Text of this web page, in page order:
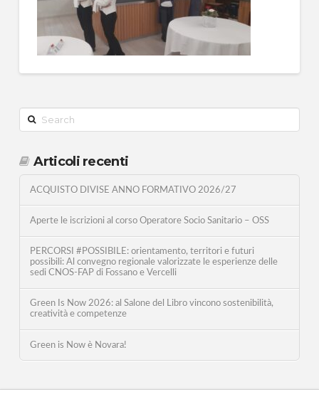
Search
Articoli recenti
ACQUISTO DIVISE ANNO FORMATIVO 2026/27
Aperte le iscrizioni al corso Operatore Socio Sanitario – OSS
PERCORSI #POSSIBILE: orientamento, territori e futuri
possibili: Al convegno regionale valorizzate le esperienze delle
sedi CNOS-FAP di Fossano e Vercelli
Green Is Now 2026: al Salone del Libro vincono sostenibilità,
creatività e competenze
Green is Now è Novara!